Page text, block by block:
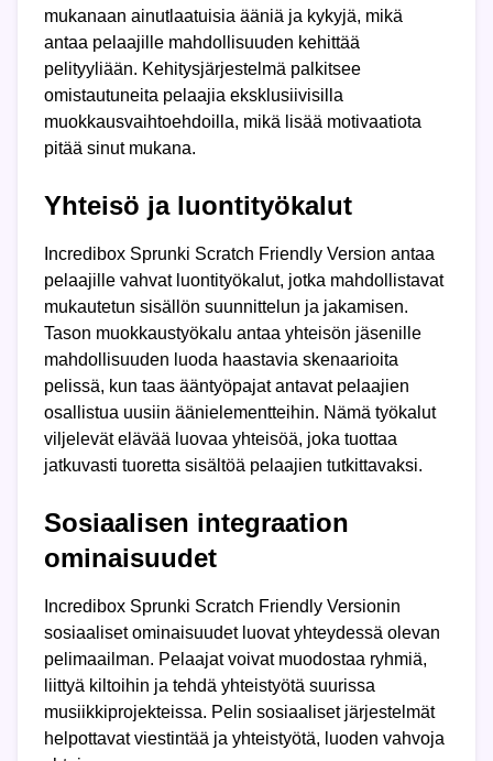
mukanaan ainutlaatuisia ääniä ja kykyjä, mikä
antaa pelaajille mahdollisuuden kehittää
pelityyliään. Kehitysjärjestelmä palkitsee
omistautuneita pelaajia eksklusiivisilla
muokkausvaihtoehdoilla, mikä lisää motivaatiota
pitää sinut mukana.
Yhteisö ja luontityökalut
Incredibox Sprunki Scratch Friendly Version antaa
pelaajille vahvat luontityökalut, jotka mahdollistavat
mukautetun sisällön suunnittelun ja jakamisen.
Tason muokkaustyökalu antaa yhteisön jäsenille
mahdollisuuden luoda haastavia skenaarioita
pelissä, kun taas ääntyöpajat antavat pelaajien
osallistua uusiin äänielementteihin. Nämä työkalut
viljelevät elävää luovaa yhteisöä, joka tuottaa
jatkuvasti tuoretta sisältöä pelaajien tutkittavaksi.
Sosiaalisen integraation
ominaisuudet
Incredibox Sprunki Scratch Friendly Versionin
sosiaaliset ominaisuudet luovat yhteydessä olevan
pelimaailman. Pelaajat voivat muodostaa ryhmiä,
liittyä kiltoihin ja tehdä yhteistyötä suurissa
musiikkiprojekteissa. Pelin sosiaaliset järjestelmät
helpottavat viestintää ja yhteistyötä, luoden vahvoja